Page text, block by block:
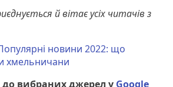
й вітає усіх читачів з
новини 2022: що
хмельничани
вибраних джерел у Google